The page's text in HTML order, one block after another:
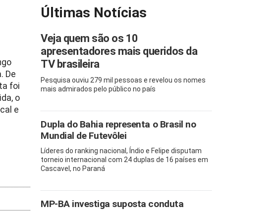
De
foi
o
e
Últimas Notícias
Veja quem são os 10
apresentadores mais queridos da
TV brasileira
Pesquisa ouviu 279 mil pessoas e revelou os nomes
mais admirados pelo público no país
Dupla do Bahia representa o Brasil no
Mundial de Futevôlei
Líderes do ranking nacional, Índio e Felipe disputam
torneio internacional com 24 duplas de 16 países em
Cascavel, no Paraná
MP-BA investiga suposta conduta